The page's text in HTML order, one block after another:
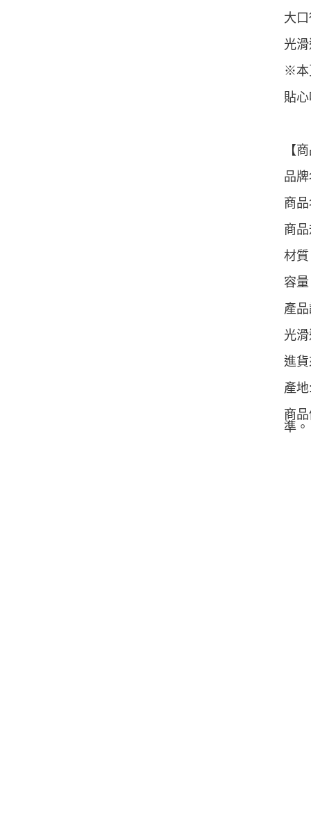
大
光
※本
貼
【
品
商
商
材
容量
產
光
進
產地
商
準。